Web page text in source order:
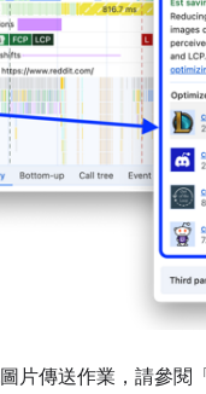
片傳送作業，請參閱